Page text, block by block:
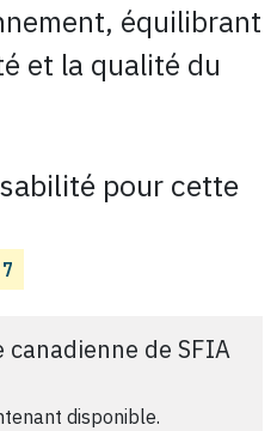
équilibrant
et la qualité du
pour cette
7
de SFIA
disponible.